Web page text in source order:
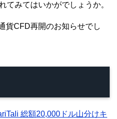
てみてはいかがでしょうか。
貨CFD再開のお知らせでし
総額20,000ドル山分けキ